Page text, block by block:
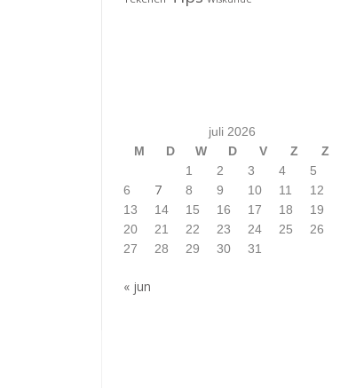
juli 2026
M
D W D V Z
Z
1
2 3 4
5
6
7 8 9 10 11
12
13
14 15 16 17 18
19
20
21 22 23 24 25
26
27
28 29 30 31
« jun